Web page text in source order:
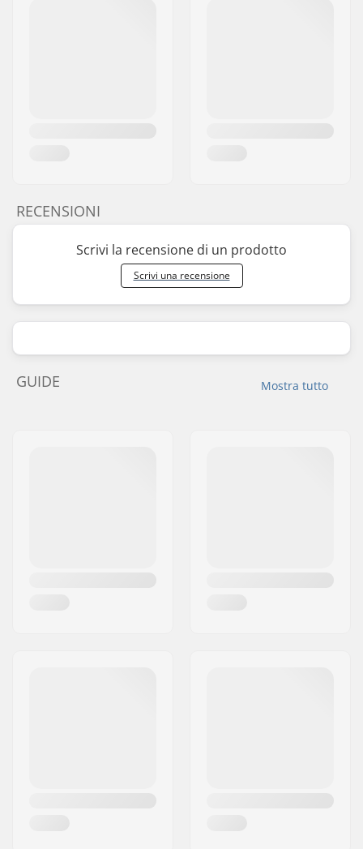
RECENSIONI
Scrivi la recensione di un prodotto
Scrivi una recensione
Mostra tutto
GUIDE